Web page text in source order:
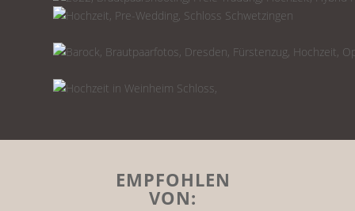
EMPFOHLEN
VON: